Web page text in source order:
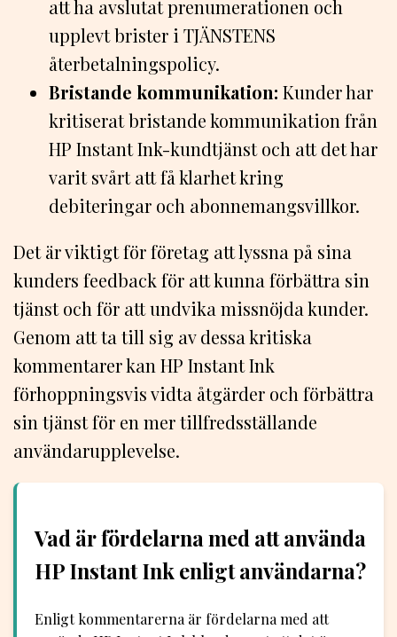
att ha avslutat prenumerationen och
upplevt brister i TJÄNSTENS
återbetalningspolicy.
Bristande kommunikation: Kunder har
kritiserat bristande kommunikation från
HP Instant Ink-kundtjänst och att det har
varit svårt att få klarhet kring
debiteringar och abonnemangsvillkor.
Det är viktigt för företag att lyssna på sina
kunders feedback för att kunna förbättra sin
tjänst och för att undvika missnöjda kunder.
Genom att ta till sig av dessa kritiska
kommentarer kan HP Instant Ink
förhoppningsvis vidta åtgärder och förbättra
sin tjänst för en mer tillfredsställande
användarupplevelse.
Vad är fördelarna med att använda
HP Instant Ink enligt användarna?
Enligt kommentarerna är fördelarna med att